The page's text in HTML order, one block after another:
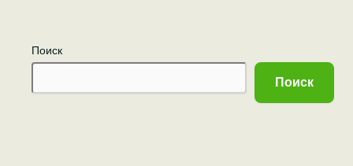
Поиск
Поиск